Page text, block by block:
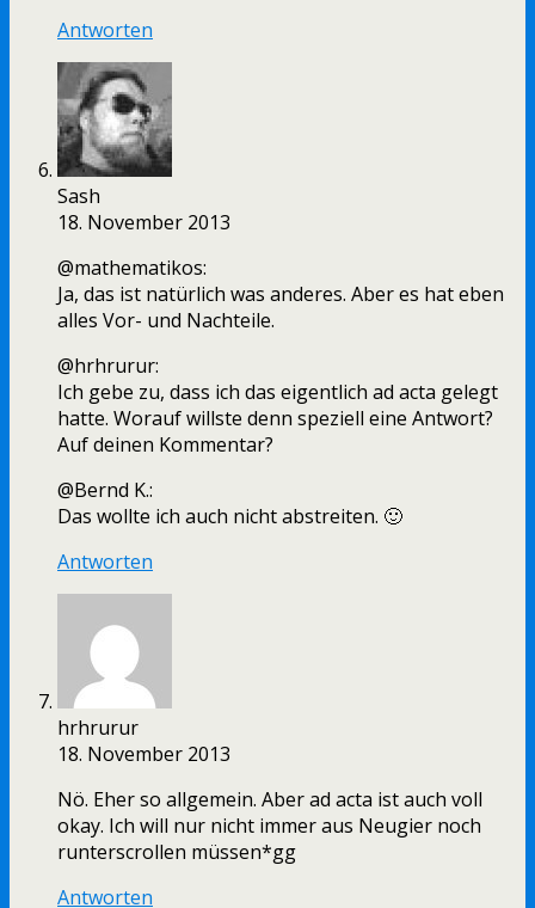
Antworten
Sash
18. November 2013
@mathematikos:
Ja, das ist natürlich was anderes. Aber es hat eben
alles Vor- und Nachteile.
@hrhrurur:
Ich gebe zu, dass ich das eigentlich ad acta gelegt
hatte. Worauf willste denn speziell eine Antwort?
Auf deinen Kommentar?
@Bernd K.:
Das wollte ich auch nicht abstreiten. 🙂
Antworten
hrhrurur
18. November 2013
Nö. Eher so allgemein. Aber ad acta ist auch voll
okay. Ich will nur nicht immer aus Neugier noch
runterscrollen müssen*gg
Antworten